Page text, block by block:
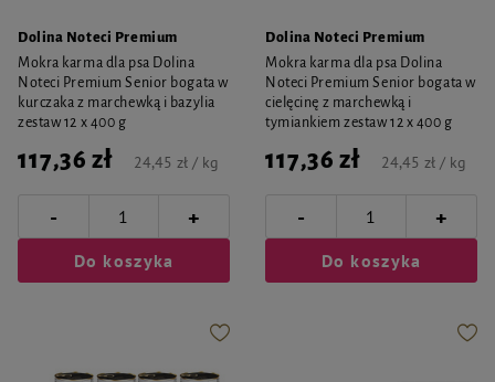
Dolina Noteci Premium
Mokra karma dla psa Dolina
Noteci Premium Senior bogata w
kurczaka z marchewką i bazylia
zestaw 12 x 400 g
117,36 zł 24,45 zł / kg
- +
Do koszyka
Dolina Noteci Premium
Mokra karma dla psa Dolina
Noteci Premium Senior bogata w
cielęcinę z marchewką i
tymiankiem zestaw 12 x 400 g
117,36 zł 24,45 zł / kg
- +
Do koszyka